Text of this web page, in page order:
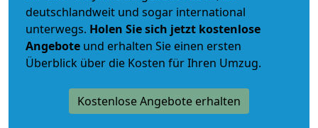
deutschlandweit und sogar international
unterwegs. Holen Sie sich jetzt kostenlose
Angebote und erhalten Sie einen ersten
Überblick über die Kosten für Ihren Umzug.
Kostenlose Angebote erhalten